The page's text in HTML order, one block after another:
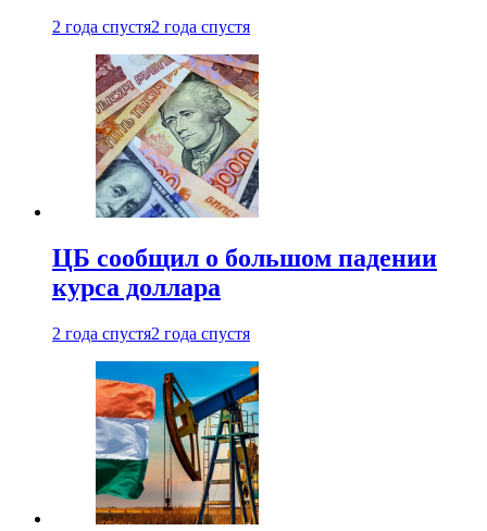
2 года спустя2 года спустя
ЦБ сообщил о большом падении
курса доллара
2 года спустя2 года спустя